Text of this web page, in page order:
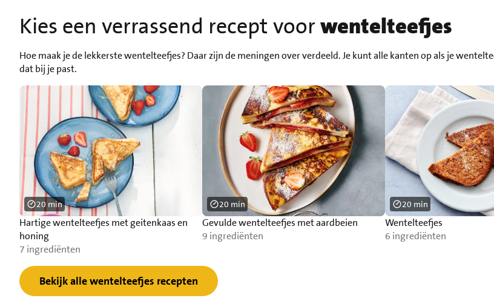
Kies een verrassend recept voorwentelteefjes
Hoe maak je de lekkerste wentelteefjes? Daar zijn de meningen over verdeeld. Je kunt alle kanten op als je
dat bij je past.
Hartige wentelteefjes met geitenkaas en
honing
7 ingrediënten
20 min
Gevulde wentelteefjes met aardbeien
9 ingrediënten
20 min
Wentelteefjes
6 ingrediënten
20 min
Bekijk alle wentelteefjes recepten